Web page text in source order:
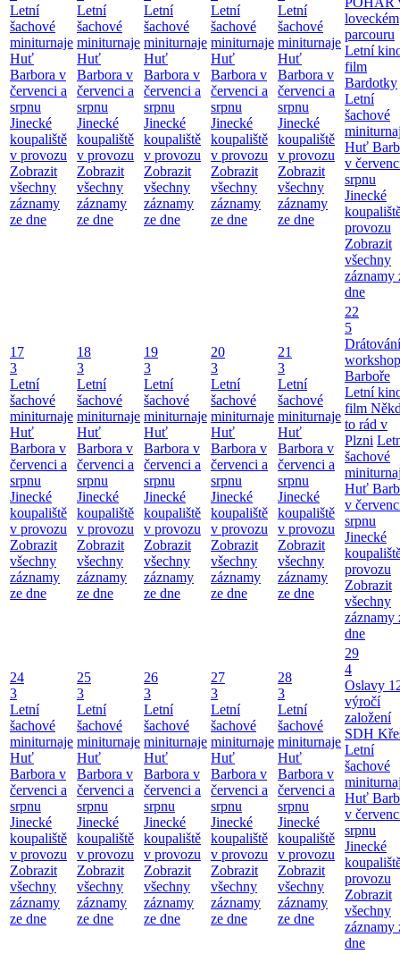
Letní
šachové
miniturnaje
Huť
Barbora v
červenci a
srpnu
Jinecké
koupaliště
v provozu
Zobrazit
všechny
záznamy
ze dne
Letní
šachové
miniturnaje
Huť
Barbora v
červenci a
srpnu
Jinecké
koupaliště
v provozu
Zobrazit
všechny
záznamy
ze dne
Letní
šachové
miniturnaje
Huť
Barbora v
červenci a
srpnu
Jinecké
koupaliště
v provozu
Zobrazit
všechny
záznamy
ze dne
Letní
šachové
miniturnaje
Huť
Barbora v
červenci a
srpnu
Jinecké
koupaliště
v provozu
Zobrazit
všechny
záznamy
ze dne
Letní
šachové
miniturnaje
Huť
Barbora v
červenci a
srpnu
Jinecké
koupaliště
v provozu
Zobrazit
všechny
záznamy
ze dne
loveckém
parcouru
Letní
film
Bardotky
Letní
šachové
Huť
v
srpnu
Jinecké
provozu
Zobrazit
všechny
záznamy
dne
17
3
Letní
šachové
miniturnaje
Huť
Barbora v
červenci a
srpnu
Jinecké
koupaliště
v provozu
Zobrazit
všechny
záznamy
ze dne
18
3
Letní
šachové
miniturnaje
Huť
Barbora v
červenci a
srpnu
Jinecké
koupaliště
v provozu
Zobrazit
všechny
záznamy
ze dne
19
3
Letní
šachové
miniturnaje
Huť
Barbora v
červenci a
srpnu
Jinecké
koupaliště
v provozu
Zobrazit
všechny
záznamy
ze dne
20
3
Letní
šachové
miniturnaje
Huť
Barbora v
červenci a
srpnu
Jinecké
koupaliště
v provozu
Zobrazit
všechny
záznamy
ze dne
21
3
Letní
šachové
miniturnaje
Huť
Barbora v
červenci a
srpnu
Jinecké
koupaliště
v provozu
Zobrazit
všechny
záznamy
ze dne
22
5
Barboře
Letní
film
to rád v
Plzni
šachové
Huť
v
srpnu
Jinecké
provozu
Zobrazit
všechny
záznamy
dne
24
3
Letní
šachové
miniturnaje
Huť
Barbora v
červenci a
srpnu
Jinecké
koupaliště
v provozu
Zobrazit
všechny
záznamy
ze dne
25
3
Letní
šachové
miniturnaje
Huť
Barbora v
červenci a
srpnu
Jinecké
koupaliště
v provozu
Zobrazit
všechny
záznamy
ze dne
26
3
Letní
šachové
miniturnaje
Huť
Barbora v
červenci a
srpnu
Jinecké
koupaliště
v provozu
Zobrazit
všechny
záznamy
ze dne
27
3
Letní
šachové
miniturnaje
Huť
Barbora v
červenci a
srpnu
Jinecké
koupaliště
v provozu
Zobrazit
všechny
záznamy
ze dne
28
3
Letní
šachové
miniturnaje
Huť
Barbora v
červenci a
srpnu
Jinecké
koupaliště
v provozu
Zobrazit
všechny
záznamy
ze dne
29
4
Oslavy
výročí
založení
SDH
Letní
šachové
Huť
v
srpnu
Jinecké
provozu
Zobrazit
všechny
záznamy
dne